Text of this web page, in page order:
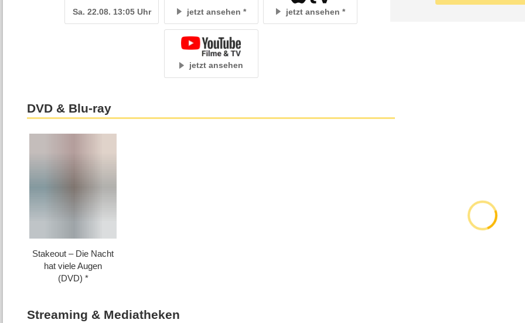
Sa. 22.08. 13:05 Uhr jetzt ansehen jetzt ansehen
jetzt ansehen
DVD & Blu-ray
Stakeout – Die Nacht
hat viele Augen
(DVD)
Streaming & Mediatheken